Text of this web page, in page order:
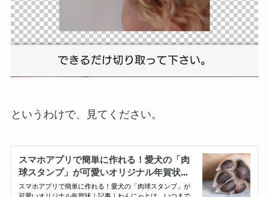
というわけで、見てください。